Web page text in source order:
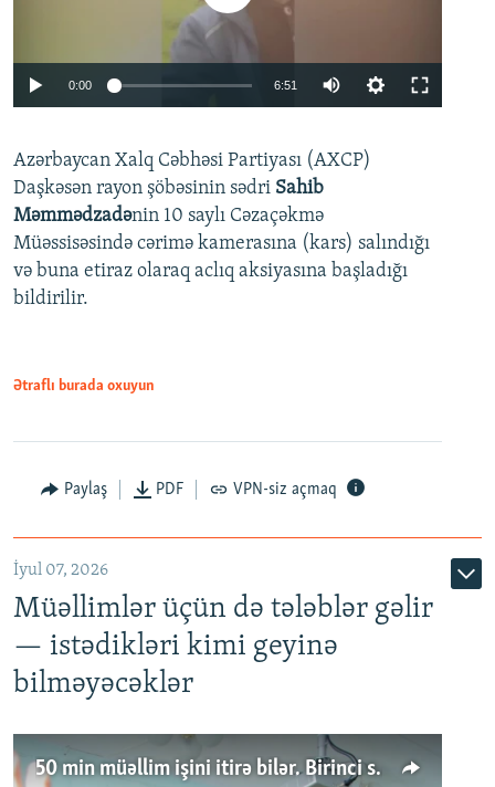
Auto 240p 360p
720p 1080p
0:00 6:51
360p
720p
1080p
Azərbaycan Xalq Cəbhəsi Partiyası (AXCP)
Daşkəsən rayon şöbəsinin sədri Sahib
Məmmədzadənin 10 saylı Cəzaçəkmə
Müəssisəsində cərimə kamerasına (kars) salındığı
və buna etiraz olaraq aclıq aksiyasına başladığı
bildirilir.
Ətraflı burada oxuyun
Paylaş PDF VPN-siz açmaq
İyul 07, 2026
Müəllimlər üçün də tələblər gəlir
— istədikləri kimi geyinə
bilməyəcəklər
50 min müəllim işini itirə bilər. Birinci sinfə gedənlər azalır